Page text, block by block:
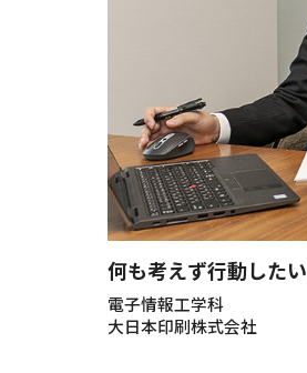
何も考えず行動したい
電子情報工学科
大日本印刷株式会社